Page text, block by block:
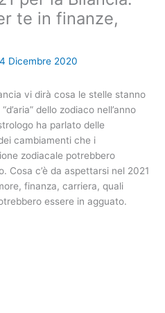
te in finanze,
Dicembre 2020
vi dirà cosa le stelle stanno
dello zodiaco nell’anno
ha parlato delle
cambiamenti che i
zodiacale potrebbero
Cosa c’è da aspettarsi nel 2021
finanza, carriera, quali
essere in agguato.